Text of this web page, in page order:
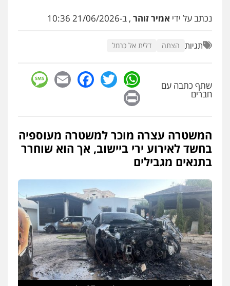
פלילי צבאי מעצרים וחקירות
עו"ד אלון קריטי
כלכלי אלימות סמים מעצרים
0525544654
פלילי עבירות תנועה צווארון לבן תעבורה
עורכי דין לענייני אסירים מעצרים וחקירות
0546470989
עו"ד זוהר ארבל
פלילי פשיעה חמורה מעצרים וחקירות
קטינים
0538788878
עו"ד אסף דוק
פלילי עבירות מין סמים והימורים פשיעה
חמורה חקירות ומעצרים צווארון לבן והונאה
0526885006
נכתב על ידי אמיר זוהר , ב-21/06/2026 10:36
תגיות הצתה דלית אל כרמל
שתף כתבה עם
חברים
WhatsApp
Twitter
Facebook
Email
המשטרה עצרה מוכר למשטרה מעוספיה
בחשד לאירוע ירי ביישוב, אך הוא שוחרר
בתנאים מגבילים